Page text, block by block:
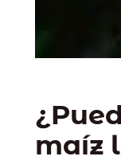
maíz